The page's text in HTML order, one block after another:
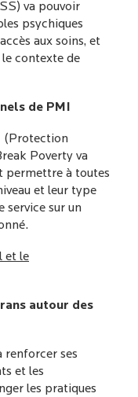
va pouvoir
psychiques
aux soins, et
le contexte de
de PMI
(Protection
Poverty va
permettre à toutes
et leur type
service sur un
et le
autour des
renforcer ses
et les
les pratiques